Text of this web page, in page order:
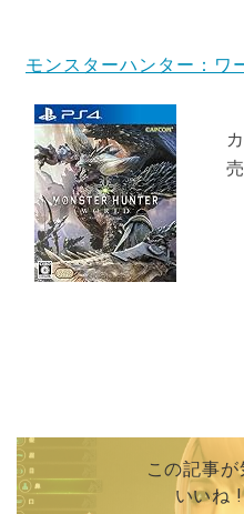
モンスターハンター：ワ
この記事
いいね